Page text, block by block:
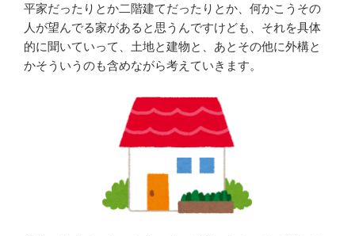
平家だったりとか二階建てだったりとか、何かこうその
人が望んでる家があると思うんですけども、それを具体
的に聞いていって、土地と建物と、あとその他に外構と
かそういうのも含めながら考えていきます。